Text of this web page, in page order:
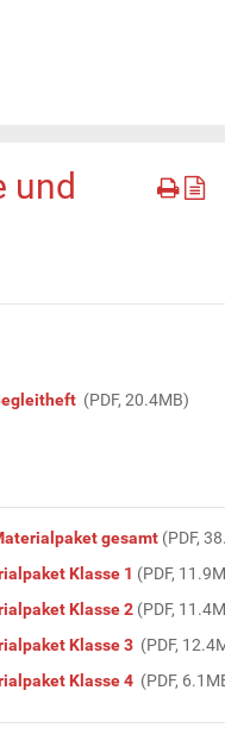
und
(PDF, 20.4MB)
gesamt (PDF,
Klasse 1 (PDF,
Klasse 2 (PDF,
Klasse 3 (PDF,
Klasse 4 (PDF,